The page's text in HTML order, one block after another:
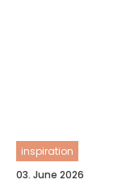
inspiration
03. June 2026